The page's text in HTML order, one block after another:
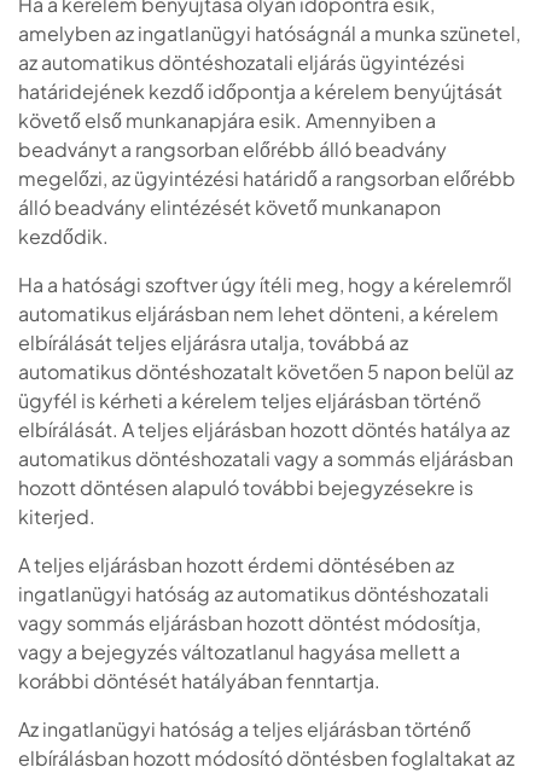
amelyben az ingatlanügyi hatóságnál a munka szünetel,
az automatikus döntéshozatali eljárás ügyintézési
határidejének kezdő időpontja a kérelem benyújtását
követő első munkanapjára esik. Amennyiben a
beadványt a rangsorban előrébb álló beadvány
megelőzi, az ügyintézési határidő a rangsorban előrébb
álló beadvány elintézését követő munkanapon
kezdődik.
Ha a hatósági szoftver úgy ítéli meg, hogy a kérelemről
automatikus eljárásban nem lehet dönteni, a kérelem
elbírálását teljes eljárásra utalja, továbbá az
automatikus döntéshozatalt követően 5 napon belül az
ügyfél is kérheti a kérelem teljes eljárásban történő
elbírálását. A teljes eljárásban hozott döntés hatálya az
automatikus döntéshozatali vagy a sommás eljárásban
hozott döntésen alapuló további bejegyzésekre is
kiterjed.
A teljes eljárásban hozott érdemi döntésében az
ingatlanügyi hatóság az automatikus döntéshozatali
vagy sommás eljárásban hozott döntést módosítja,
vagy a bejegyzés változatlanul hagyása mellett a
korábbi döntését hatályában fenntartja.
Az ingatlanügyi hatóság a teljes eljárásban történő
elbírálásban hozott módosító döntésben foglaltakat az